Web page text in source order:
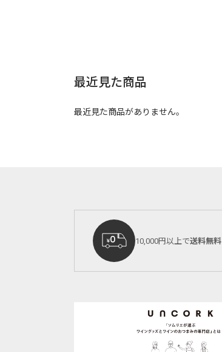
最近見た商品
最近見た商品がありません。
10,000円以上で送料無料